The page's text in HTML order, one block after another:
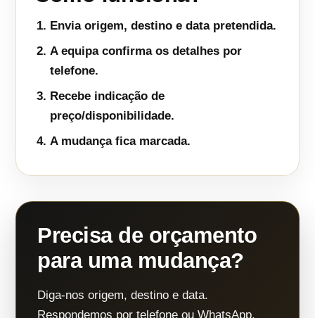
Envia origem, destino e data pretendida.
A equipa confirma os detalhes por
telefone.
Recebe indicação de
preço/disponibilidade.
A mudança fica marcada.
Precisa de orçamento
para uma mudança?
Diga-nos origem, destino e data.
Respondemos por telefone ou WhatsApp.